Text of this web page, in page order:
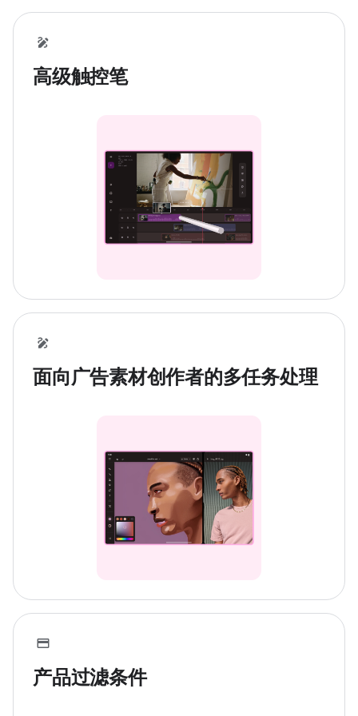
高级触控笔
面向广告素材创作者的多任务处理
产品过滤条件